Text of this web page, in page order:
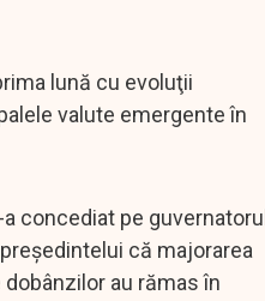
lună cu evoluţii
valute emergente în
concediat pe guvernatorul
că majorarea
au rămas în